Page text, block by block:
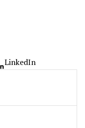
LinkedIn